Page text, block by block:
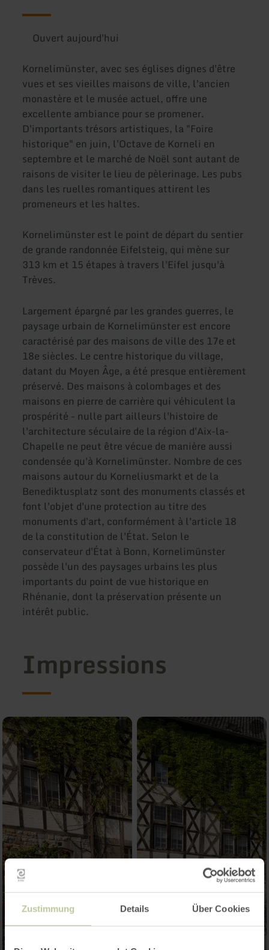
Zustimmung Details Über Cookies
Ouvert aujourd'hui
Kornelimünster, avec ses églises dignes d'être
vues et ses vieilles maisons de ville, l'ancien
monastère et le musée actuel, offre une
excellente ambiance pour se promener.
D'importants trésors artistiques, la "Foire
historique" en juin, l'Octave de Korneli en
septembre et le marché de Noël sont autant de
raisons de visiter le lieu de pèlerinage. Les pubs
dans les ruelles romantiques attirent les
promeneurs et les haltes.
Kornelimünster est le point de départ du sentier
de grande randonnée Eifelsteig, qui mène sur
313 km et 15 étapes à travers l'Eifel jusqu'à
Trèves.
Largement épargné par les grandes guerres, le
paysage urbain de Kornelimünster est encore
caractérisé par des maisons de ville des 17e et
18e siècles. Le centre historique du village,
datant du Moyen Âge, a été presque entièrement
préservé. Des maisons à colombages et des
maisons en pierre de carrière qui véhiculent la
prospérité - nulle part ailleurs l'histoire de
l'architecture séculaire de la région d'Aix-la-
Chapelle ne peut être vécue de manière aussi
condensée qu'à Kornelimünster. Nombre de ces
maisons autour du Korneliusmarkt et de la
Benediktusplatz sont des monuments classés et
font l'objet d'une protection au titre des
monuments d'art, conformément à l'article 18
de la constitution de l'État. Selon le
conservateur d'État à Bonn, Kornelimünster
possède l'un des paysages urbains les plus
importants du point de vue historique en
Rhénanie, dont la préservation présente un
intérêt public.
Impressions